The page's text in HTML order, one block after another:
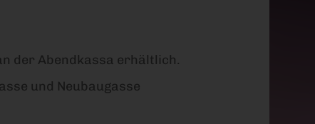
der Abendkassa erhältlich.
und Neubaugasse